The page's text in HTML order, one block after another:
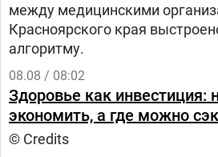
между медицинскими
Красноярского края
алгоритму.
08.08 / 08:02
Здоровье как инвестиция:
экономить, а где можно
© Credits